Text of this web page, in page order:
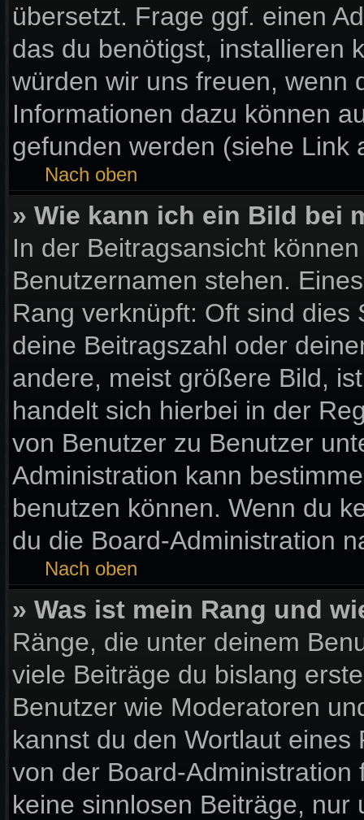
übersetzt. Frage ggf. einen
das du benötigst, installieren
würden wir uns freuen, wenn
Informationen dazu können
gefunden werden (siehe Link
Nach oben
» Wie kann ich ein Bild bei
In der Beitragsansicht
Benutzernamen stehen.
Rang verknüpft: Oft sind
deine Beitragszahl oder
andere, meist größere Bild,
handelt sich hierbei in der
von Benutzer zu Benutzer
Administration kann
benutzen können. Wenn du
du die Board-Administration
Nach oben
» Was ist mein Rang und
Ränge, die unter deinem
viele Beiträge du bislang
Benutzer wie Moderatoren
kannst du den Wortlaut
von der Board-
keine sinnlosen Beiträge,